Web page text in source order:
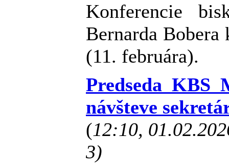
Konferencie
Bernarda
(11. februára).
Predseda KBS
návšteve
(12:10,
3)